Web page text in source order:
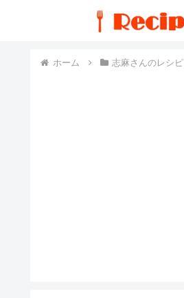
ホーム 志麻さんのレシピ